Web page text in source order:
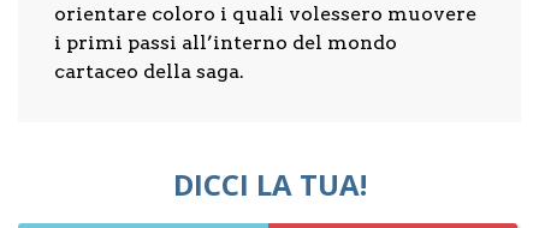
orientare coloro i quali volessero muovere
i primi passi all’interno del mondo
cartaceo della saga.
DICCI LA TUA!